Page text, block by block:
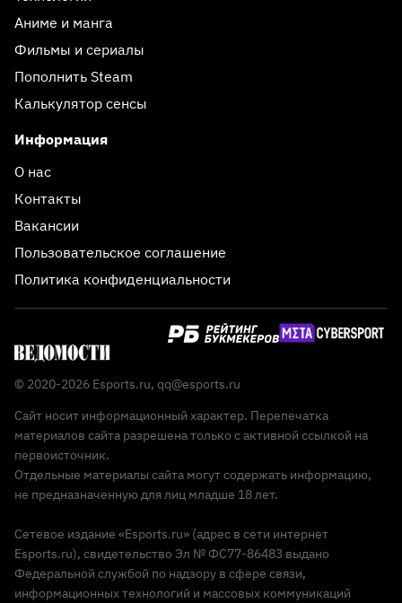
Аниме и манга
Фильмы и сериалы
Пополнить Steam
Калькулятор сенсы
Информация
О нас
Контакты
Вакансии
Пользовательское соглашение
Политика конфиденциальности
© 2020-2026 Esports.ru, qq@esports.ru
Сайт носит информационный характер. Перепечатка
материалов сайта разрешена только с активной ссылкой на
первоисточник.
Отдельные материалы сайта могут содержать информацию,
не предназначенную для лиц младше 18 лет.
Сетевое издание «Esports.ru» (адрес в сети интернет
Esports.ru), свидетельство Эл № ФС77-86483 выдано
Федеральной службой по надзору в сфере связи,
информационных технологий и массовых коммуникаций